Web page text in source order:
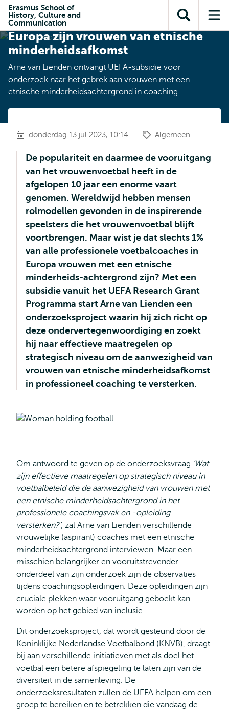
inhoud
gaan
gaan
Direct naar
subnavigatie
Erasmus School of
History, Culture and
Communication
Toon
zoekveld
Maar 1% van de voetbalcoaches in
Europa zijn vrouwen van etnische
minderheidsafkomst
Arne van Lienden ontvangt UEFA-subsidie voor
onderzoek naar het gebrek aan vrouwen met een
etnische minderheidsachtergrond in coaching
donderdag 13 jul 2023, 10:14 Algemeen
De populariteit en daarmee de vooruitgang
van het vrouwenvoetbal heeft in de
afgelopen 10 jaar een enorme vaart
genomen. Wereldwijd hebben mensen
rolmodellen gevonden in de inspirerende
speelsters die het vrouwenvoetbal blijft
voortbrengen. Maar wist je dat slechts 1%
van alle professionele voetbalcoaches in
Europa vrouwen met een etnische
minderheids-achtergrond zijn? Met een
subsidie vanuit het UEFA Research Grant
Programma start Arne van Lienden een
onderzoeksproject waarin hij zich richt op
deze ondervertegenwoordiging en zoekt
hij naar effectieve maatregelen op
strategisch niveau om de aanwezigheid van
vrouwen van etnische minderheidsafkomst
in professioneel coaching te versterken.
Om antwoord te geven op de onderzoeksvraag ‘Wat
zijn effectieve maatregelen op strategisch niveau in
voetbalbeleid die de aanwezigheid van vrouwen met
een etnische minderheidsachtergrond in het
professionele coachingsvak en -opleiding
versterken?’, zal Arne van Lienden verschillende
vrouwelijke (aspirant) coaches met een etnische
minderheidsachtergrond interviewen. Maar een
misschien belangrijker en vooruitstrevender
onderdeel van zijn onderzoek zijn de observaties
tijdens coachingsopleidingen. Deze opleidingen zijn
cruciale plekken waar vooruitgang geboekt kan
worden op het gebied van inclusie.
Dit onderzoeksproject, dat wordt gesteund door de
Koninklijke Nederlandse Voetbalbond (KNVB), draagt
bij aan verschillende initiatieven met als doel het
voetbal een betere afspiegeling te laten zijn van de
diversiteit in de samenleving. De
onderzoeksresultaten zullen de UEFA helpen om een
groep te bereiken en te betrekken die vandaag de